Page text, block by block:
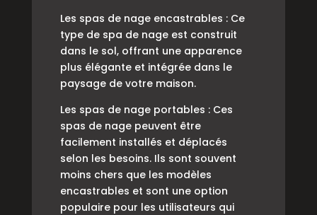
Les spas de nage encastrables : Ce
type de spa de nage est construit
dans le sol, offrant une apparence
plus élégante et intégrée dans le
paysage de votre maison.
Les spas de nage portables : Ces
spas de nage peuvent être
facilement installés et déplacés
selon les besoins. Ils sont souvent
moins chers que les modèles
encastrables et sont une option
populaire pour les utilisateurs qui